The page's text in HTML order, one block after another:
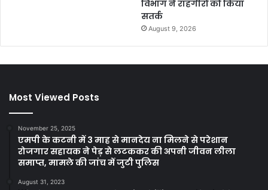
विभाग ने राहगीरों को किया
सतर्क
August 9, 2026
Most Viewed Posts
November 25, 2025
एमपी के कटनी में 3 माह से मानदेय ना मिलने से परेशान
रोजगार सहायक ने पेड़ से लटककर की अपनी जीवन लीला
समाप्त, मामले की जांच में जुटी पुलिस
August 31, 2023